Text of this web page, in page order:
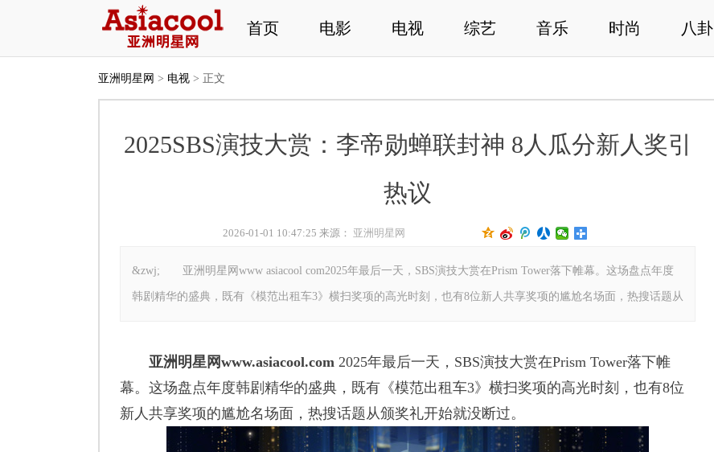
首页 电影 电视 综艺 音乐 时尚 八卦
亚洲明星网 > 电视 > 正文
2025SBS演技大赏：李帝勋蝉联封神 8人瓜分新人奖引
热议
2026-01-01 10:47:25 来源： 亚洲明星网
&zwj; 亚洲明星网www asiacool com2025年最后一天，SBS演技大赏在Prism Tower落下帷幕。这场盘点年度
韩剧精华的盛典，既有《模范出租车3》横扫奖项的高光时刻，也有8位新人共享奖项的尴尬名场面，热搜话题从
亚洲明星网www.asiacool.com 2025年最后一天，SBS演技大赏在Prism Tower落下帷
幕。这场盘点年度韩剧精华的盛典，既有《模范出租车3》横扫奖项的高光时刻，也有8位
新人共享奖项的尴尬名场面，热搜话题从颁奖礼开始就没断过。